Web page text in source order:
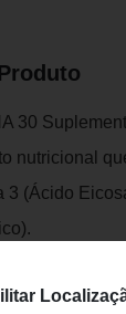
30
nutricional
3 (Ácido